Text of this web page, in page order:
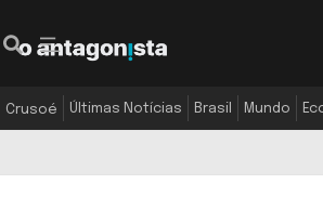
Crusoé Últimas Notícias Brasil Mundo